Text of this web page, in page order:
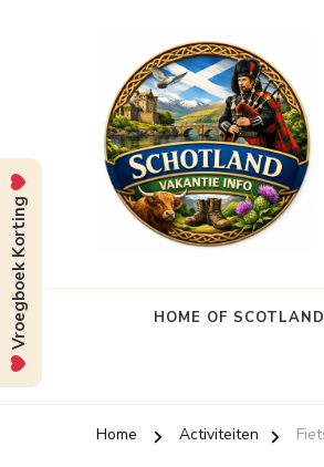
HOME OF SCOTLAND
Home Activiteiten
Vroegboek Korting